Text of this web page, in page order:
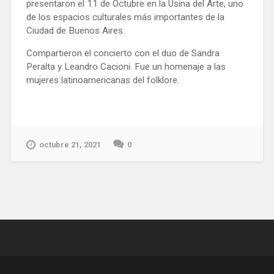
presentaron el 11 de Octubre en la Usina del Arte, uno
de los espacios culturales más importantes de la
Ciudad de Buenos Aires.
Compartieron el concierto con el duo de Sandra
Peralta y Leandro Cacioni. Fue un homenaje a las
mujeres latinoamericanas del folklore.
octubre 21, 2021 0